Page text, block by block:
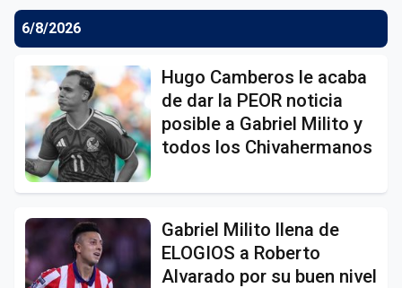
6/8/2026
Hugo Camberos le acaba
de dar la PEOR noticia
posible a Gabriel Milito y
todos los Chivahermanos
Gabriel Milito llena de
ELOGIOS a Roberto
Alvarado por su buen nivel